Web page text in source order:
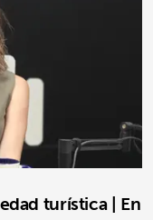
turística | En